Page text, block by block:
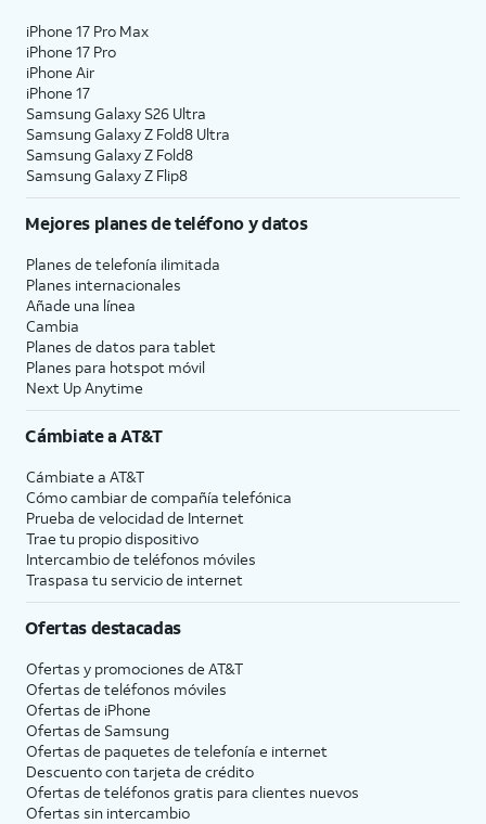
iPhone 17 Pro Max
iPhone 17 Pro
iPhone Air
iPhone 17
Samsung Galaxy S26 Ultra
Samsung Galaxy Z Fold8 Ultra
Samsung Galaxy Z Fold8
Samsung Galaxy Z Flip8
Mejores planes de teléfono y datos
Planes de telefonía ilimitada
Planes internacionales
Añade una línea
Cambia
Planes de datos para tablet
Planes para hotspot móvil
Next Up Anytime
Cámbiate aAT&T
Cámbiate a AT&T
Cómo cambiar de compañía telefónica
Prueba de velocidad de Internet
Trae tu propio dispositivo
Intercambio de teléfonos móviles
Traspasa tu servicio de internet
Ofertas destacadas
Ofertas y promociones de AT&T
Ofertas de teléfonos móviles
Ofertas de iPhone
Ofertas de Samsung
Ofertas de paquetes de telefonía e internet
Descuento con tarjeta de crédito
Ofertas de teléfonos gratis para clientes nuevos
Ofertas sin intercambio